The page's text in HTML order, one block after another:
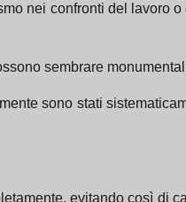
nei confronti del lavoro o
sembrare
sono stati
evitando così di